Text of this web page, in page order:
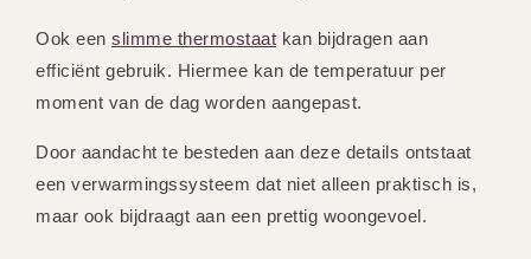
Ook een slimme thermostaat kan bijdragen aan
efficiënt gebruik. Hiermee kan de temperatuur per
moment van de dag worden aangepast.
Door aandacht te besteden aan deze details ontstaat
een verwarmingssysteem dat niet alleen praktisch is,
maar ook bijdraagt aan een prettig woongevoel.